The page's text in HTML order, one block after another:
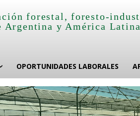
forestal, foresto-
Argentina y América
OPORTUNIDADES LABORALES